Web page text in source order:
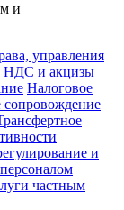
и
управления
НДС и акцизы
Налоговое
и
частным